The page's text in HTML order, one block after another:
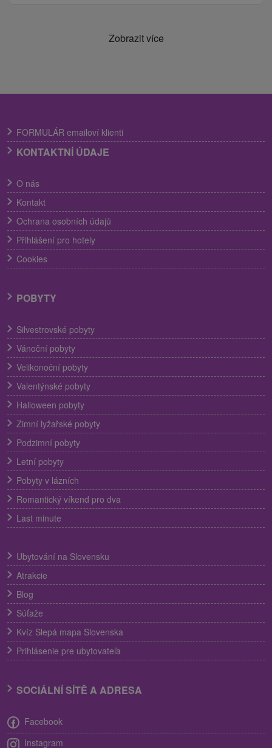
Zobrazit více
FORMULÁR emailoví klienti
KONTAKTNÍ ÚDAJE
O nás
Kontakt
Ochrana osobních údajů
Přihlášení pro hotely
Cookies
POBYTY
Silvestrovské pobyty
Vánoční pobyty
Velikonoční pobyty
Valentýnské pobyty
Halloween pobyty
Zimní lyžařské pobyty
Podzimní pobyty
Letní pobyty
Pobyty v lázních
Romantický víkend pro dva
Last minute
Ubytování na Slovensku
Atrakcie
Blog
Súťaže
Kvíz Slepá mapa Slovenska
Prihlásenie pre ubytovateľa
SOCIÁLNÍ SÍTĚ A ADRESA
Facebook
Instagram